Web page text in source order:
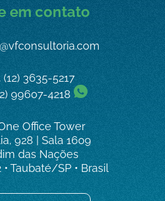
em contato
(12) 3635-5217
99607-4218
Office Tower
928 | Sala 1609
das Nações
• Taubaté/SP • Brasil